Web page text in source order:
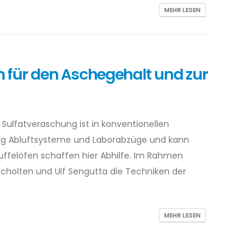
MEHR LESEN
für den Aschegehalt und zur
ist in konventionellen
Abluftsysteme und Laborabzüge und kann
schaffen hier Abhilfe. Im Rahmen
und Ulf Sengutta die Techniken der
MEHR LESEN